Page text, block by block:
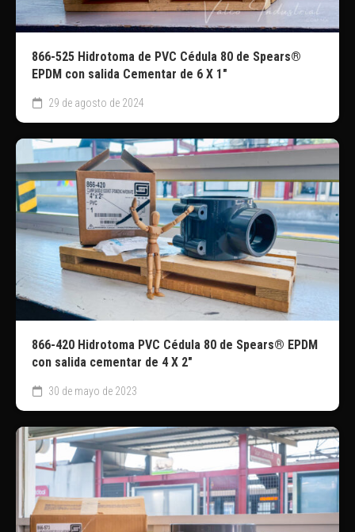
866-525 Hidrotoma de PVC Cédula 80 de Spears®
EPDM con salida Cementar de 6 X 1″
29 de agosto de 2024
866-420 Hidrotoma PVC Cédula 80 de Spears® EPDM
con salida cementar de 4 X 2″
30 de mayo de 2023